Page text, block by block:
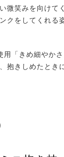
微笑みを向けて
クをしてくれる
「きめ細やかさ
抱きしめたとき